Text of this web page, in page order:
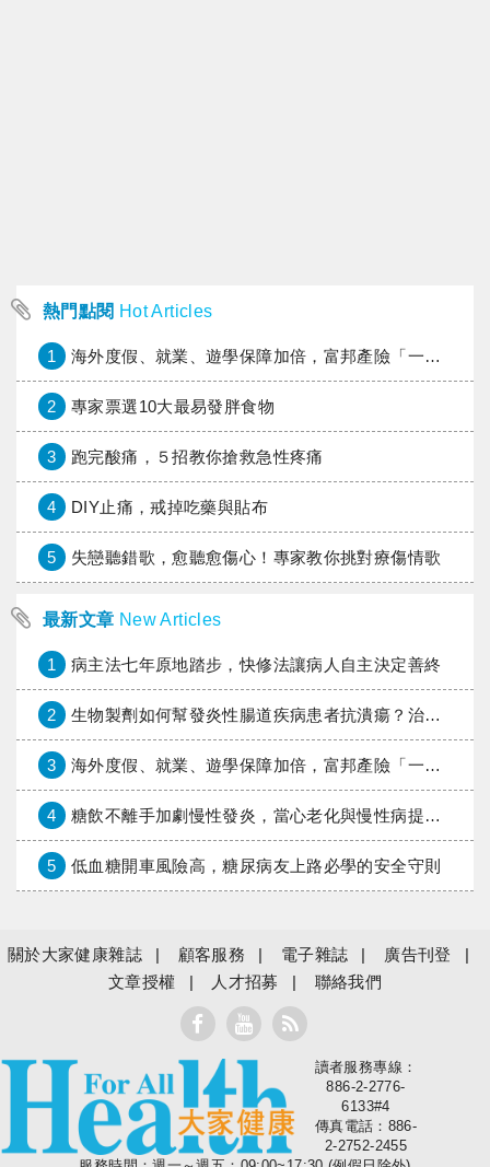
熱門點閱 Hot Articles
1 海外度假、就業、遊學保障加倍，富邦產險「一期逐夢」專案加碼遠距醫療與緊急救援
2 專家票選10大最易發胖食物
3 跑完酸痛，５招教你搶救急性疼痛
4 DIY止痛，戒掉吃藥與貼布
5 失戀聽錯歌，愈聽愈傷心！專家教你挑對療傷情歌
最新文章 New Articles
1 病主法七年原地踏步，快修法讓病人自主決定善終
2 生物製劑如何幫發炎性腸道疾病患者抗潰瘍？治療進展與健保給付困境一次看
3 海外度假、就業、遊學保障加倍，富邦產險「一期逐夢」專案加碼遠距醫療與緊急救援
4 糖飲不離手加劇慢性發炎，當心老化與慢性病提早報到
5 低血糖開車風險高，糖尿病友上路必學的安全守則
關於大家健康雜誌 顧客服務 電子雜誌
廣告刊登
文章授權
人才招募 聯絡我們
大家健康
讀者服務專線：
886-2-2776-
6133#4
傳真電話：886-
2-2752-2455